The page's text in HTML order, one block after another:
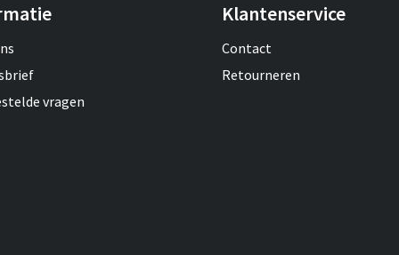
vragen
Klantenservice
Contact
Retourneren